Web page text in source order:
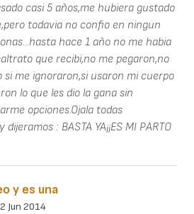
casi 5 años,me hubiera gustado
todavia no confio en ningun
hace 1 año no me habia
que recibi,no me pegaron,no
si me ignoraron,si usaron mi cuerpo
lo que les dio la gana sin
opciones.Ojala todas
: BASTA YA¡¡ES MI PARTO
y es una
Jun 2014